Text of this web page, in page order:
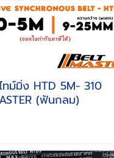
HTD 5M- 310
(ฟันกลม)